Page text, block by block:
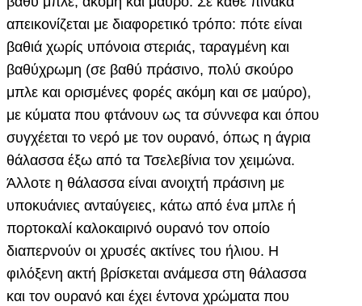
απεικονίζεται με διαφορετικό τρόπο: πότε είναι
βαθιά χωρίς υπόνοια στεριάς, ταραγμένη και
βαθύχρωμη (σε βαθύ πράσινο, πολύ σκούρο
μπλε και ορισμένες φορές ακόμη και σε μαύρο),
με κύματα που φτάνουν ως τα σύννεφα και όπου
συγχέεται το νερό με τον ουρανό, όπως η άγρια
θάλασσα έξω από τα Τσελεβίνια τον χειμώνα.
Άλλοτε η θάλασσα είναι ανοιχτή πράσινη με
υποκυάνιες ανταύγειες, κάτω από ένα μπλε ή
πορτοκαλί καλοκαιρινό ουρανό τον οποίο
διαπερνούν οι χρυσές ακτίνες του ήλιου. Η
φιλόξενη ακτή βρίσκεται ανάμεσα στη θάλασσα
και τον ουρανό και έχει έντονα χρώματα που